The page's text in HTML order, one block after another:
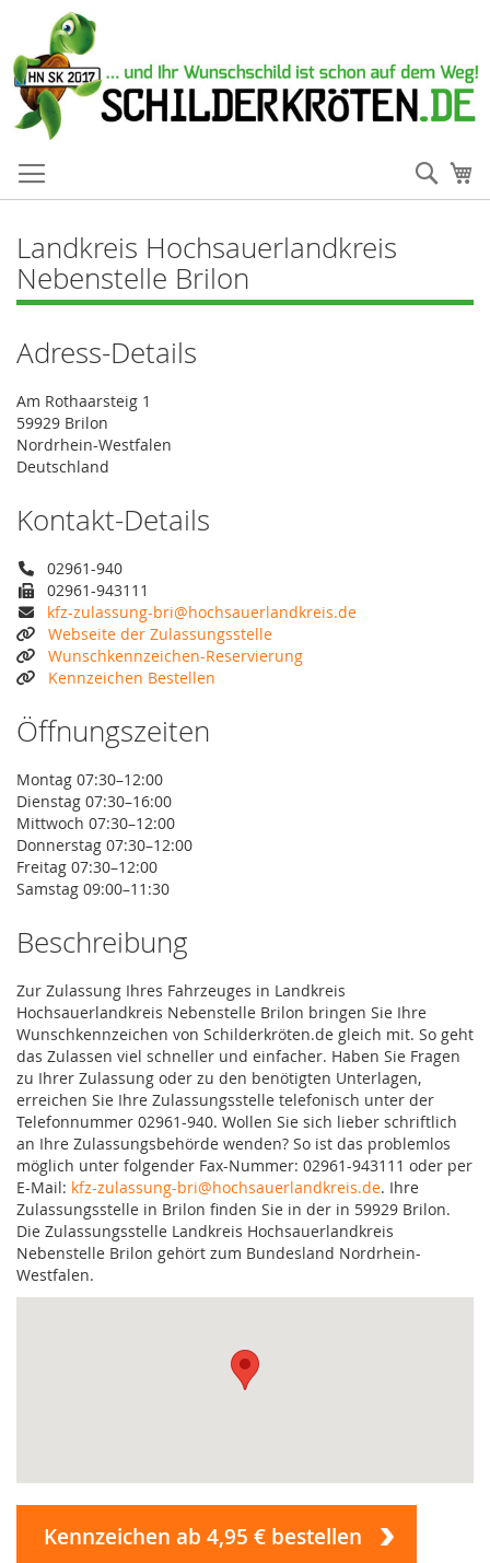
Landkreis Hochsauerlandkreis
Nebenstelle Brilon
Adress-Details
Am Rothaarsteig 1
59929 Brilon
Nordrhein-Westfalen
Deutschland
Kontakt-Details
02961-940
02961-943111
kfz-zulassung-bri@hochsauerlandkreis.de
Webseite der Zulassungsstelle
Wunschkennzeichen-Reservierung
Kennzeichen Bestellen
Öffnungszeiten
Montag 07:30–12:00
Dienstag 07:30–16:00
Mittwoch 07:30–12:00
Donnerstag 07:30–12:00
Freitag 07:30–12:00
Samstag 09:00–11:30
Beschreibung
Zur Zulassung Ihres Fahrzeuges in Landkreis
Hochsauerlandkreis Nebenstelle Brilon bringen Sie Ihre
Wunschkennzeichen von Schilderkröten.de gleich mit. So geht
das Zulassen viel schneller und einfacher. Haben Sie Fragen
zu Ihrer Zulassung oder zu den benötigten Unterlagen,
erreichen Sie Ihre Zulassungsstelle telefonisch unter der
Telefonnummer 02961-940. Wollen Sie sich lieber schriftlich
an Ihre Zulassungsbehörde wenden? So ist das problemlos
möglich unter folgender Fax-Nummer: 02961-943111 oder per
E-Mail: kfz-zulassung-bri@hochsauerlandkreis.de. Ihre
Zulassungsstelle in Brilon finden Sie in der in 59929 Brilon.
Die Zulassungsstelle Landkreis Hochsauerlandkreis
Nebenstelle Brilon gehört zum Bundesland Nordrhein-
Westfalen.
Kennzeichen ab 4,95 € bestellen